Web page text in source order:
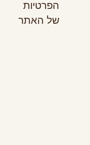
הפרטיות
של האתר